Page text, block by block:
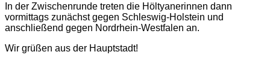
In der Zwischenrunde treten die Höltyanerinnen dann
vormittags zunächst gegen Schleswig-Holstein und
anschließend gegen Nordrhein-Westfalen an.
Wir grüßen aus der Hauptstadt!